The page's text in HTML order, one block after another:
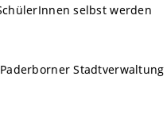
selbst werden
Stadtverwaltung